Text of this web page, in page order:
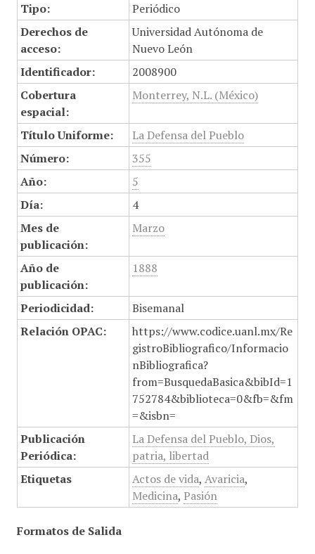
Tipo:
Periódico
Derechos de
acceso:
Universidad Autónoma de
Nuevo León
Identificador:
2008900
Cobertura
espacial:
Monterrey, N.L. (México)
Título Uniforme:
La Defensa del Pueblo
Número:
355
Año:
5
Día:
4
Mes de
publicación:
Marzo
Año de
publicación:
1888
Periodicidad:
Bisemanal
Relación OPAC:
https://www.codice.uanl.mx/Re
gistroBibliografico/Informacio
nBibliografica?
from=BusquedaBasica&bibId=1
752784&biblioteca=0&fb=&fm
=&isbn=
Publicación
Periódica:
La Defensa del Pueblo, Dios,
patria, libertad
Etiquetas
Actos de vida, Avaricia,
Medicina, Pasión
Formatos de Salida